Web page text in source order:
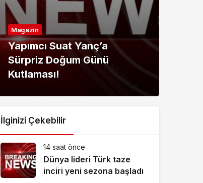
Magazin
Yapımcı Suat Yanç’a
Sürpriz Doğum Günü
Kutlaması!
İlginizi Çekebilir
14 saat önce
Dünya lideri Türk taze
inciri yeni sezona başladı